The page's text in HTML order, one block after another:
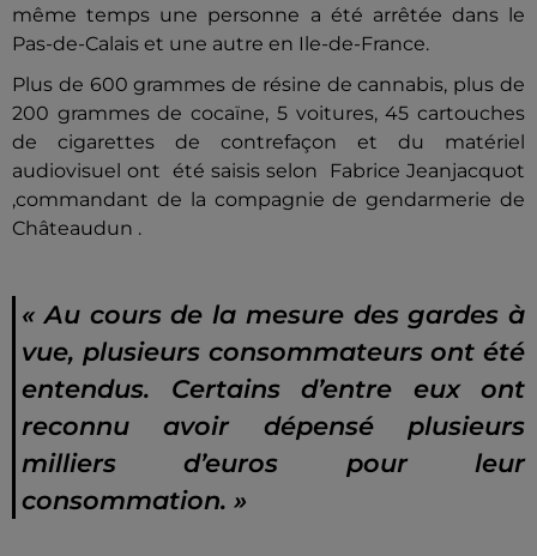
même temps une personne a été arrêtée dans le
Pas-de-Calais et une autre en Ile-de-France.
Plus de 600 grammes de résine de cannabis, plus de
200 grammes de cocaïne, 5 voitures, 45 cartouches
de cigarettes de contrefaçon et du matériel
audiovisuel ont été saisis selon
Fabrice Jeanjacquot
,commandant de la compagnie de gendarmerie de
Châteaudun .
«Au cours de la mesure des gardes à
vue, plusieurs consommateurs ont été
entendus. Certains d’entre eux ont
reconnu avoir dépensé plusieurs
milliers d’euros pour leur
consommation. »